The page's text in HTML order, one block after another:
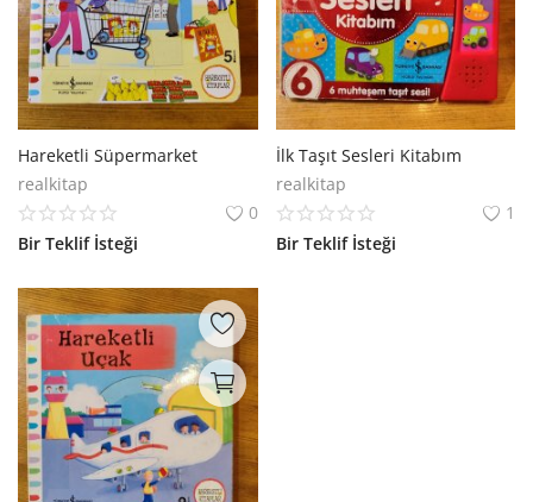
Hareketli Süpermarket
realkitap
0
Bir Teklif İsteği
İlk Taşıt Sesleri Kitabım
realkitap
1
Bir Teklif İsteği